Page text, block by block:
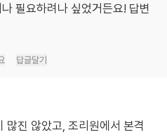
필요하려나 싶었거든요! 답변
답글달기
많진 않았고, 조리원에서 본격